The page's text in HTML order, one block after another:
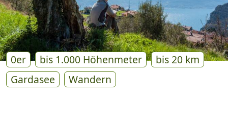
G
E
N
0er bis 1.000 Höhenmeter
bis 20 km
Gardasee
Wandern